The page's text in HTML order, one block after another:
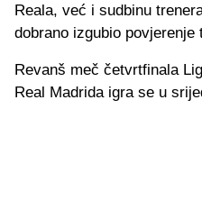
Reala, već i sudbinu
dobrano izgubio povjerenje
Revanš meč četvrtfinala
Real Madrida igra se u